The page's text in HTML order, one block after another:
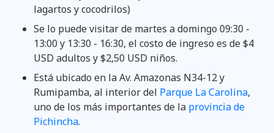
lagartos y cocodrilos)
Se lo puede visitar de martes a domingo 09:30 -
13:00 y 13:30 - 16:30, el costo de ingreso es de $4
USD adultos y $2,50 USD niños.
Está ubicado en la Av. Amazonas N34-12 y
Rumipamba, al interior del Parque La Carolina,
uno de los más importantes de la provincia de
Pichincha.